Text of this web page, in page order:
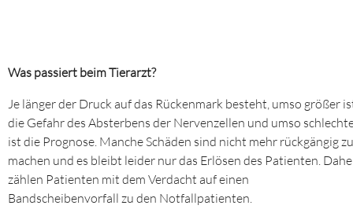
Was passiert beim Tierarzt?
Je länger der Druck auf das Rückenmark besteht, umso größer
die Gefahr des Absterbens der Nervenzellen und umso
ist die Prognose. Manche Schäden sind nicht mehr rückgängig zu
machen und es bleibt leider nur das Erlösen des Patienten.
zählen Patienten mit dem Verdacht auf einen
Bandscheibenvorfall zu den Notfallpatienten.